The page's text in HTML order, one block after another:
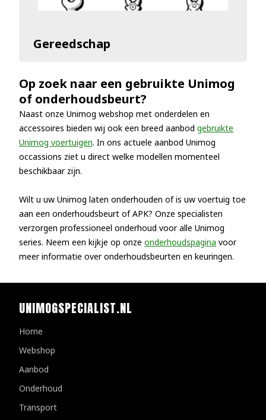
Gereedschap
Op zoek naar een gebruikte Unimog
of onderhoudsbeurt?
Naast onze Unimog webshop met onderdelen en
accessoires bieden wij ook een breed aanbod gebruikte
Unimog voertuigen. In ons actuele aanbod Unimog
occassions ziet u direct welke modellen momenteel
beschikbaar zijn.
Wilt u uw Unimog laten onderhouden of is uw voertuig toe
aan een onderhoudsbeurt of APK? Onze specialisten
verzorgen professioneel onderhoud voor alle Unimog
series. Neem een kijkje op onze onderhoudspagina voor
meer informatie over onderhoudsbeurten en keuringen.
UNIMOGSPECIALIST.NL
Home
Webshop
Aanbod
Onderhoud
Transport